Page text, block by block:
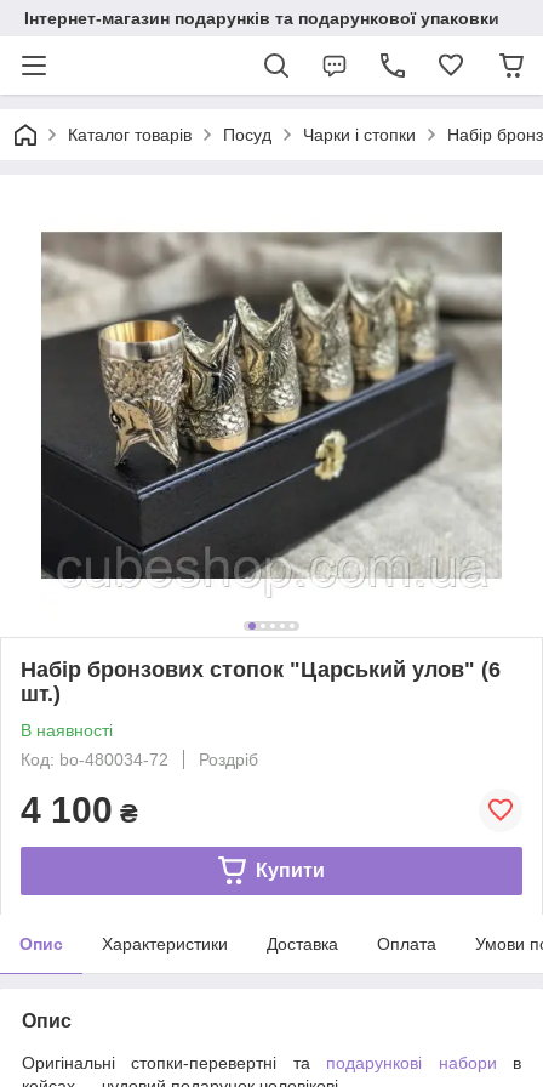
Інтернет-магазин подарунків та подарункової упаковки
Каталог товарів Посуд Чарки і стопки Набір
Набір бронзових стопок "Царський улов" (6
шт.)
В наявності
Код: bo-480034-72
Роздріб
4 100 ₴
Купити
Опис Характеристики Доставка Оплата Умови
Опис
Оригінальні стопки-перевертні та подарункові набори в